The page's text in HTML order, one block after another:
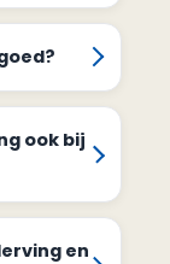
ook bij
en